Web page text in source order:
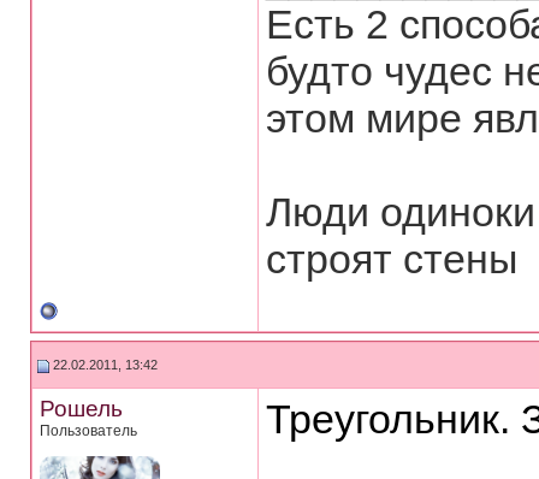
Есть 2
будто чудес
этом мире
Люди
строят стены
22.02.2011, 13:42
Рошель
Пользователь Треугольник.